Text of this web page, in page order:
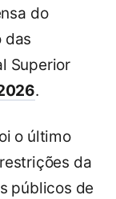
do
das
Superior
.
o último
da
públicos de